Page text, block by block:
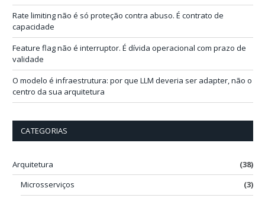
Rate limiting não é só proteção contra abuso. É contrato de
capacidade
Feature flag não é interruptor. É dívida operacional com prazo de
validade
O modelo é infraestrutura: por que LLM deveria ser adapter, não o
centro da sua arquitetura
CATEGORIAS
Arquitetura
(38)
Microsserviços
(3)